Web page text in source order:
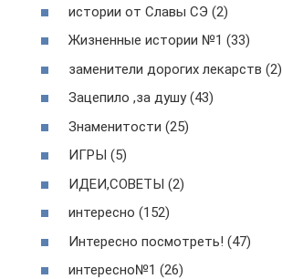
истории от Славы СЭ (2)
Жизненные истории №1 (33)
заменители дорогих лекарств (2)
Зацепило ,за душу (43)
Знаменитости (25)
ИГРЫ (5)
ИДЕИ,СОВЕТЫ (2)
интересно (152)
Интересно посмотреть! (47)
интересно№1 (26)